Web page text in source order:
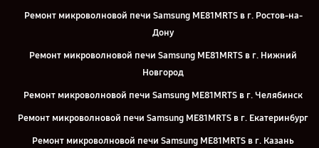
Ремонт микроволновой печи Samsung ME81MRTS в г. Ростов-на-
Дону
Ремонт микроволновой печи Samsung ME81MRTS в г. Нижний
Новгород
Ремонт микроволновой печи Samsung ME81MRTS в г. Челябинск
Ремонт микроволновой печи Samsung ME81MRTS в г. Екатеринбург
Ремонт микроволновой печи Samsung ME81MRTS в г. Казань